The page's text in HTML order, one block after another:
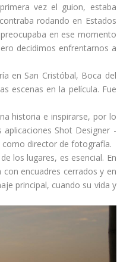
vez el guion, estaba
rodando en Estados
en ese momento
decidimos enfrentarnos a
en San Cristóbal, Boca del
escenas en la película. Fue
historia e inspirarse, por lo
Shot Designer -
como director de fotografía.
los lugares, es esencial. En
encuadres cerrados y en
principal, cuando su vida y